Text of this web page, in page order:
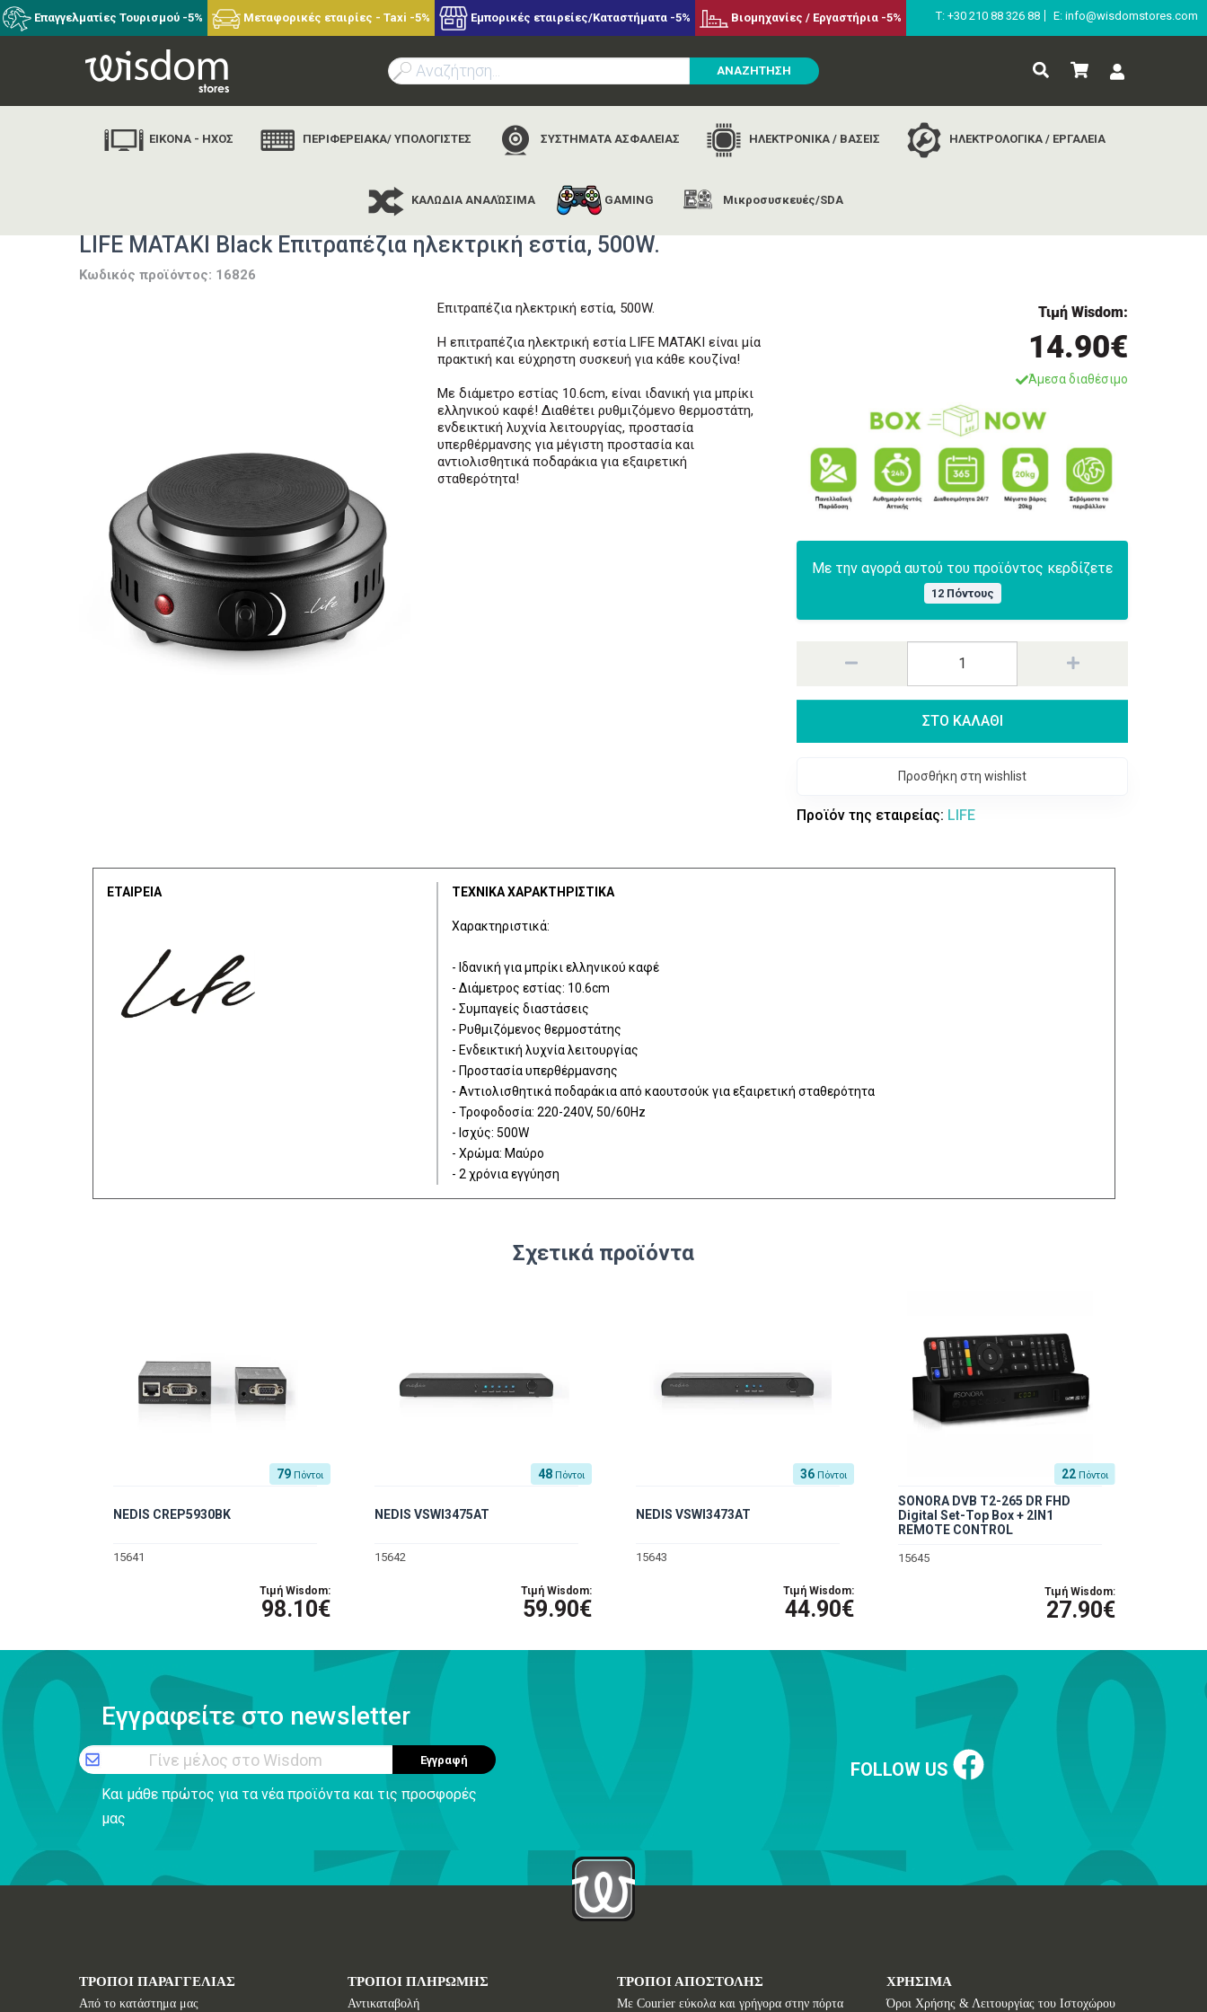
Επαγγελματίες Τουρισμού -5% Μεταφορικές εταιρίες - Taxi -5% Εμπορικές εταιρείες/Καταστήματα -5% Βιομηχανίες / Εργαστήρια -5% Τ: +30 210 88 326 88 E: info@wisdomstores.com
ΑΝΑΖΗΤΗΣΗ
ΕΙΚΟΝΑ - ΗΧΟΣ ΠΕΡΙΦΕΡΕΙΑΚΑ/ ΥΠΟΛΟΓΙΣΤΕΣ ΣΥΣΤΗΜΑΤΑ ΑΣΦΑΛΕΙΑΣ ΗΛΕΚΤΡΟΝΙΚΑ / ΒΑΣΕΙΣ ΗΛΕΚΤΡΟΛΟΓΙΚΑ / ΕΡΓΑΛΕΙΑ
ΚΑΛΩΔΙΑ ΑΝΑΛΏΣΙΜΑ GAMING Μικροσυσκευές/SDA
αρχική εταιρίες life life mataki black επιτραπέζια ηλεκτρική εστία, 500w.
LIFE MATAKI Black Επιτραπέζια ηλεκτρική εστία, 500W.
Κωδικός προϊόντος: 16826
Επιτραπέζια ηλεκτρική εστία, 500W.
Η επιτραπέζια ηλεκτρική εστία LIFE MATAKI είναι μία
πρακτική και εύχρηστη συσκευή για κάθε κουζίνα!
Με διάμετρο εστίας 10.6cm, είναι ιδανική για μπρίκι
ελληνικού καφέ! Διαθέτει ρυθμιζόμενο θερμοστάτη,
ενδεικτική λυχνία λειτουργίας, προστασία
υπερθέρμανσης για μέγιστη προστασία και
αντιολισθητικά ποδαράκια για εξαιρετική
σταθερότητα!
Τιμή Wisdom:
14.90€
Άμεσα διαθέσιμο
Με την αγορά αυτού του προϊόντος κερδίζετε
12 Πόντους
ΣΤΟ ΚΑΛΑΘΙ
Προσθήκη στη wishlist
Προϊόν της εταιρείας: LIFE
ΕΤΑΙΡΕΙΑ ΤΕΧΝΙΚΑ ΧΑΡΑΚΤΗΡΙΣΤΙΚΑ
Χαρακτηριστικά:
- Ιδανική για μπρίκι ελληνικού καφέ
- Διάμετρος εστίας: 10.6cm
- Συμπαγείς διαστάσεις
- Ρυθμιζόμενος θερμοστάτης
- Ενδεικτική λυχνία λειτουργίας
- Προστασία υπερθέρμανσης
- Αντιολισθητικά ποδαράκια από καουτσούκ για εξαιρετική σταθερότητα
- Τροφοδοσία: 220-240V, 50/60Hz
- Ισχύς: 500W
- Χρώμα: Μαύρο
- 2 χρόνια εγγύηση
Σχετικά προϊόντα
79 Πόντοι
NEDIS CREP5930BK
15641
Τιμή Wisdom:
98.10€
48 Πόντοι
NEDIS VSWI3475AT
15642
Τιμή Wisdom:
59.90€
36 Πόντοι
NEDIS VSWI3473AT
15643
Τιμή Wisdom:
44.90€
22 Πόντοι
SONORA DVB T2-265 DR FHD
Digital Set-Top Box + 2IN1
REMOTE CONTROL
15645
Τιμή Wisdom:
27.90€
Εγγραφείτε στο newsletter
Γίνε μέλος στο Wisdom Εγγραφή
Και μάθε πρώτος για τα νέα προϊόντα και τις προσφορές
μας
FOLLOW US
ΤΡΟΠΟΙ ΠΑΡΑΓΓΕΛΙΑΣ
Από το κατάστημα μας
ΤΡΟΠΟΙ ΠΛΗΡΩΜΗΣ
Αντικαταβολή
ΤΡΟΠΟΙ ΑΠΟΣΤΟΛΗΣ
Με Courier εύκολα και γρήγορα στην πόρτα
ΧΡΗΣΙΜΑ
Όροι Χρήσης & Λειτουργίας του Ιστοχώρου